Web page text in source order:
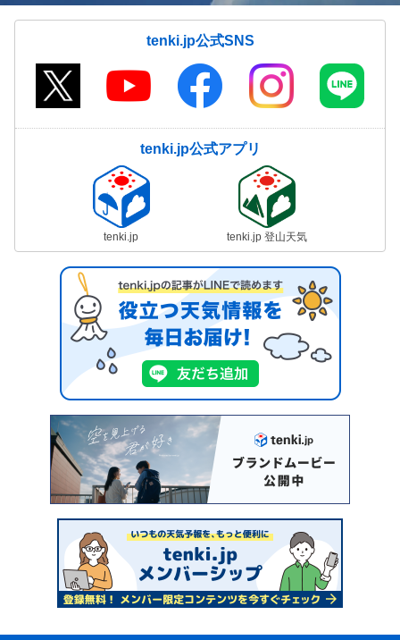
tenki.jp公式SNS
tenki.jp公式アプリ
tenki.jp tenki.jp 登山天気